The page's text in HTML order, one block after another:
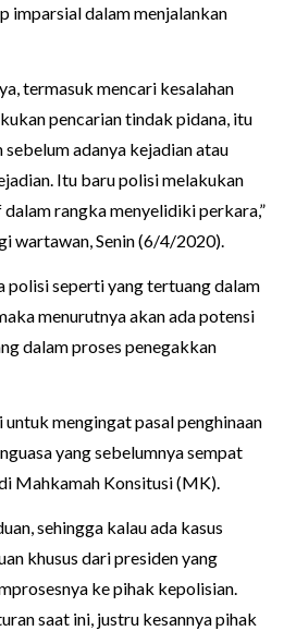
imparsial dalam menjalankan
termasuk mencari kesalahan
pencarian tindak pidana, itu
adanya kejadian atau
Itu baru polisi melakukan
rangka menyelidiki perkara,”
wartawan, Senin (6/4/2020).
polisi seperti yang tertuang dalam
menurutnya akan ada potensi
dalam proses penegakkan
mengingat pasal penghinaan
yang sebelumnya sempat
Mahkamah Konsitusi (MK).
sehingga kalau ada kasus
khusus dari presiden yang
ke pihak kepolisian.
saat ini, justru kesannya pihak